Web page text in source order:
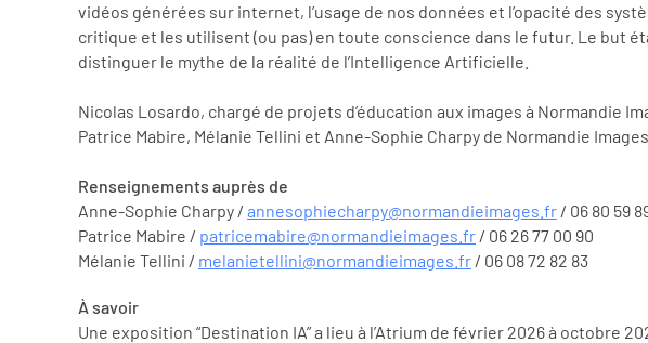
vidéos générées sur internet, l’usage de nos données et l’opacité des
critique et les utilisent (ou pas) en toute conscience dans le futur. Le but
distinguer le mythe de la réalité de l’Intelligence Artificielle.
Nicolas Losardo, chargé de projets d’éducation aux images à Normandie
Patrice Mabire, Mélanie Tellini et Anne-Sophie Charpy de Normandie
Renseignements auprès de
Anne-Sophie Charpy / annesophiecharpy@normandieimages.fr / 06 80 59
Patrice Mabire / patricemabire@normandieimages.fr / 06 26 77 00 90
Mélanie Tellini / melanietellini@normandieimages.fr / 06 08 72 82 83
À savoir
Une exposition “Destination IA” a lieu à l’Atrium de février 2026 à octobre